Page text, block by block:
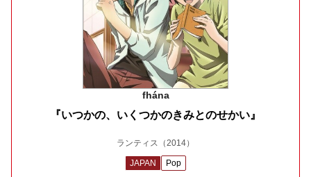
fhána
『いつかの、いくつかのきみとのせかい』
ランティス （2014）
JAPAN Pop